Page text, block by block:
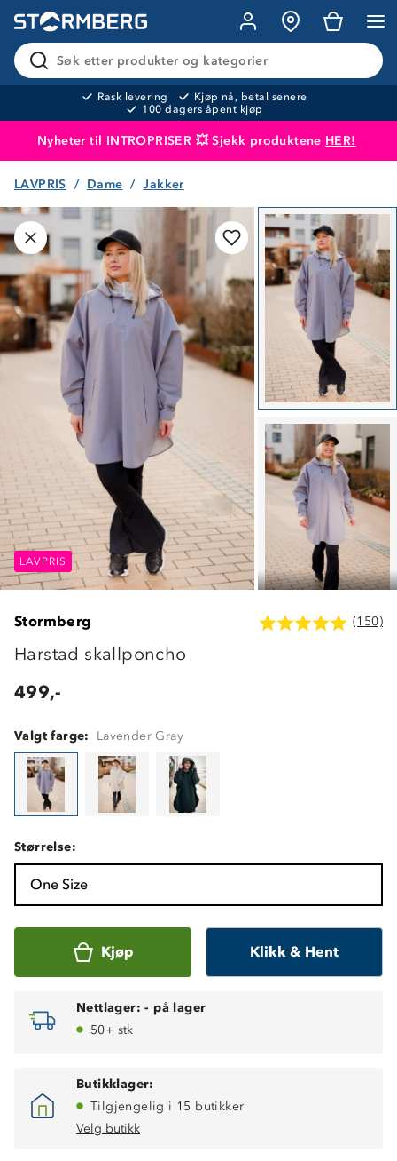
Søk etter produkter og kategorier
Rask levering
Kjøp nå, betal senere
100 dagers åpent kjøp
Nyheter til INTROPRISER 💥 Sjekk produktene HER!
Produktet er lagt i handlekurven
LAVPRIS Dame Jakker
LAVPRIS LAVPRIS
LAVPRIS
Stormberg (150)
Harstad skallponcho
499,-
Valgt farge: Lavender Gray
Størrelse:
One Size
Kjøp Klikk & Hent
Nettlager: - på lager
50+ stk
Butikklager:
Tilgjengelig i 15 butikker
Velg butikk